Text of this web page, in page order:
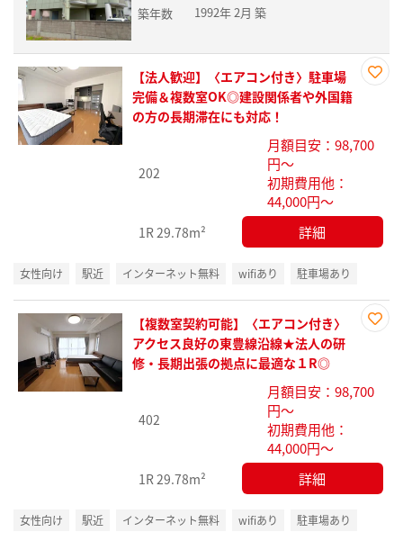
築年数
1992年 2月 築
録
【法人歓迎】〈エアコン付き〉駐車場
完備＆複数室OK◎建設関係者や外国籍
の方の長期滞在にも対応！
202
月額目安：98,700
円～
初期費用他：
44,000円～
1R 29.78m² 詳細
女性向け 駅近 インターネット無料 wifiあり 駐車場あり
録
【複数室契約可能】〈エアコン付き〉
アクセス良好の東豊線沿線★法人の研
修・長期出張の拠点に最適な１R◎
402
月額目安：98,700
円～
初期費用他：
44,000円～
1R 29.78m² 詳細
女性向け 駅近 インターネット無料 wifiあり 駐車場あり